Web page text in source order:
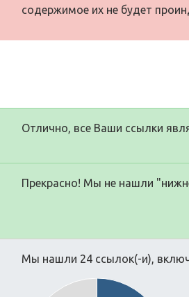
содержимое их не будет
Отлично, все Ваши ссылки
Прекрасно! Мы не нашли
Мы нашли 24 ссылок(-и),